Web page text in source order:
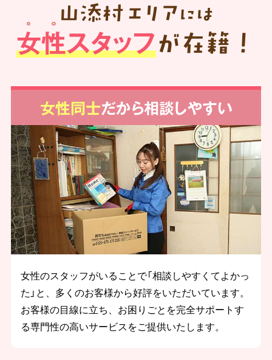
山添村 エリア には
女性スタッフが在籍！
女性同士だから相談しやすい
女性のスタッフがいることで「相談しやすくてよかっ
た」と、多くのお客様から好評をいただいています。
お客様の目線に立ち、お困りごとを完全サポートす
る専門性の高いサービスをご提供いたします。